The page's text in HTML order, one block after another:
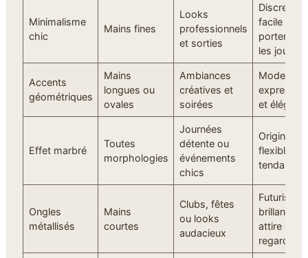
Minimalisme
chic
Mains fines
Looks
professionnels
et sorties
Discret,
facile à
porter
les jours
Accents
géométriques
Mains
longues ou
ovales
Ambiances
créatives et
soirées
Moderne,
expressive
et
Effet marbré
Toutes
morphologies
Journées
détente ou
événements
chics
Original,
flexible et
tendance
Ongles
métallisés
Mains
courtes
Clubs, fêtes
ou looks
audacieux
Futuriste,
brillant, qui
attire le
regard